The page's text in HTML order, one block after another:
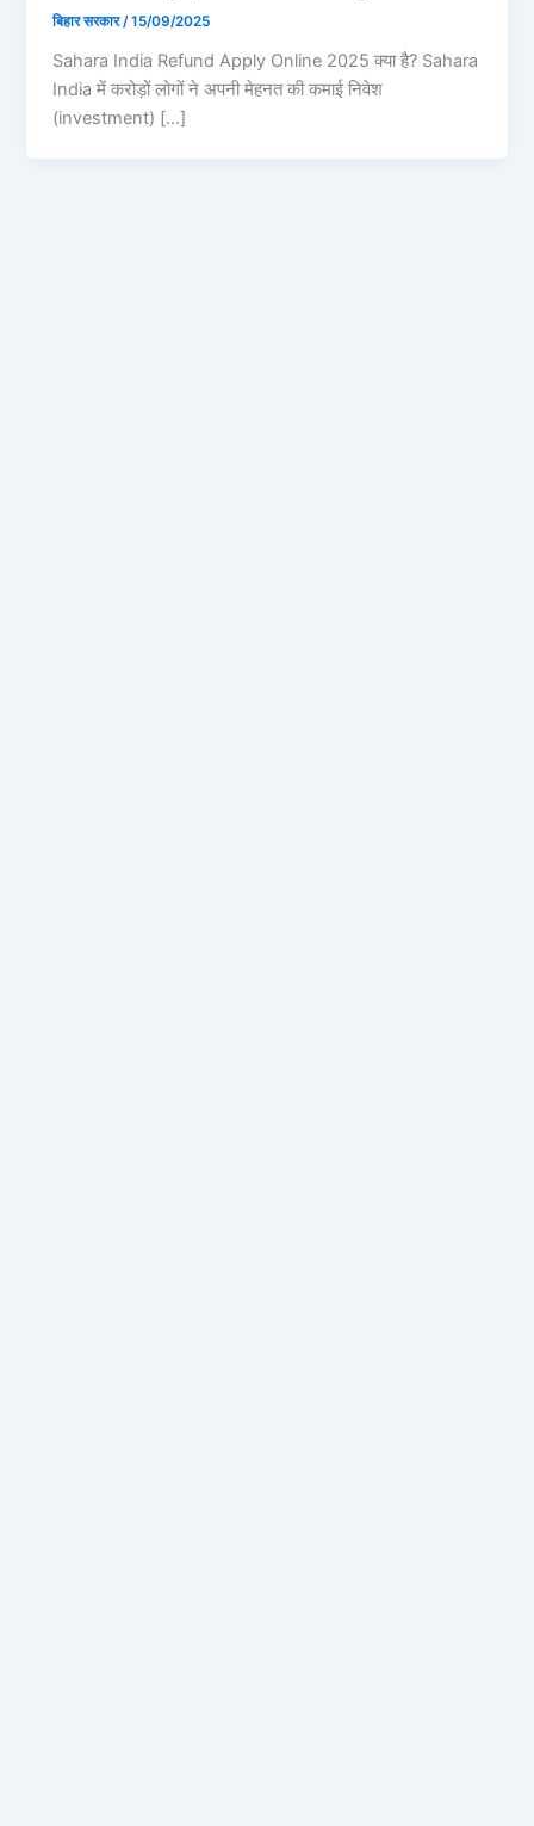
बिहार सरकार/15/09/2025
Sahara India Refund Apply Online 2025 क्या है? Sahara
India में करोड़ों लोगों ने अपनी मेहनत की कमाई निवेश
(investment) […]